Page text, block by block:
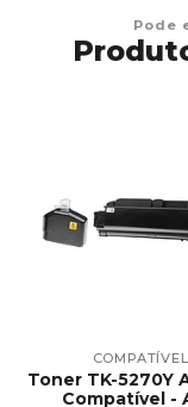
Pode
COMPATÍVEL
Toner TK-5270Y
Compatível -